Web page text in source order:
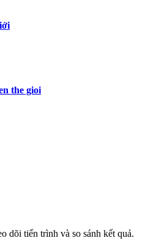
the gioi
dõi tiến trình và so sánh kết quả.